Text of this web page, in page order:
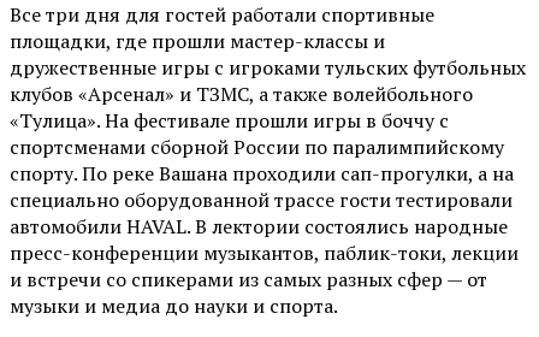
Все три дня для гостей работали спортивные
площадки, где прошли мастер-классы и
дружественные игры с игроками тульских футбольных
клубов «Арсенал» и ТЗМС, а также волейбольного
«Тулица». На фестивале прошли игры в боччу с
спортсменами сборной России по паралимпийскому
спорту. По реке Вашана проходили сап-прогулки, а на
специально оборудованной трассе гости тестировали
автомобили HAVAL. В лектории состоялись народные
пресс-конференции музыкантов, паблик-токи, лекции
и встречи со спикерами из самых разных сфер — от
музыки и медиа до науки и спорта.